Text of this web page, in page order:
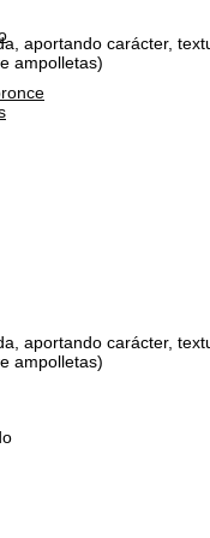
aportando carácter,
ampolletas)
aportando carácter,
ampolletas)